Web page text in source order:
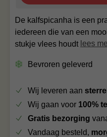
De kalfspicanha is een
iedereen die van een
stukje vlees houdt lees
Bevroren geleverd
Wij leveren aan
Wij gaan voor 100%
Gratis bezorging
Vandaag besteld,